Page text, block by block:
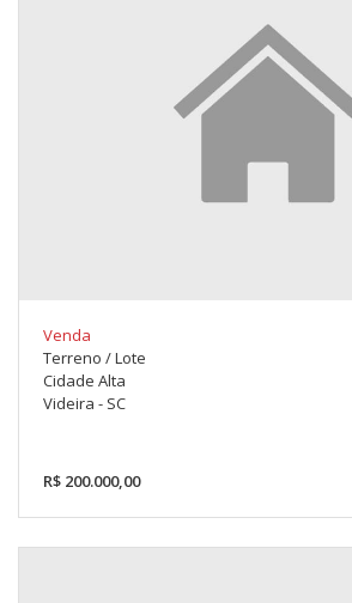
Venda
Terreno / Lote
Cidade Alta
Videira - SC
R$ 200.000,00